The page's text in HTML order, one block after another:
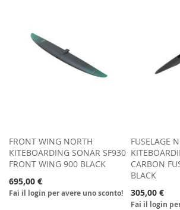
FRONT WING NORTH
KITEBOARDING SONAR SF930
FRONT WING 900 BLACK
695,00 €
Fai il login per avere uno sconto!
FUSELAGE
CARBON
BLACK
305,00 €
Fai il login